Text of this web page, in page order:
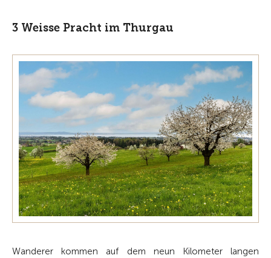
3 Weisse Pracht im Thurgau
Wanderer kommen auf dem neun Kilometer ­langen